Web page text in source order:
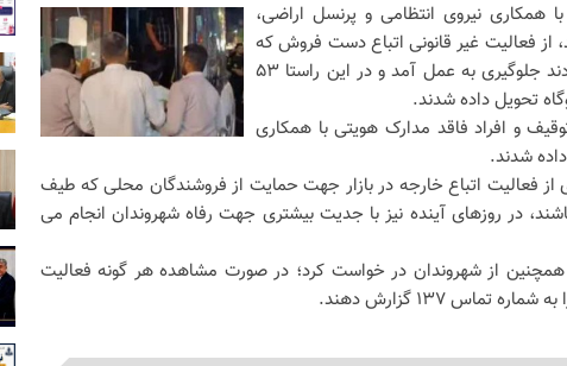
نیروی انتظامی و پرنسل اراضی،
از فعالیت غیر قانونی اتباع دست فروش که
باعث سد معبر معابر عمومی شده بودند جلوگیری به عمل آمد و در این راستا ۵۳
تحویل داده شدند.
و افراد فاقد مدارک هویتی با همکاری
داده شدند.
فعالیت اتباع خارجه در بازار جهت حمایت از فروشندگان محلی که طیف
در روزهای آینده نیز با جدیت بیشتری جهت رفاه شهروندان انجام می
از شهروندان در خواست کرد؛ در صورت مشاهده هر گونه فعالیت
۱۳۷ گزارش دهند.